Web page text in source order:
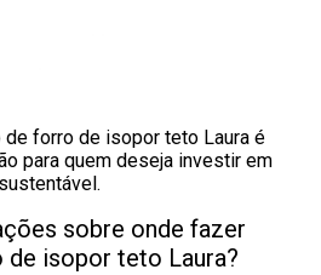
forro de isopor teto Laura é
para quem deseja investir em
sobre onde fazer
isopor teto Laura?